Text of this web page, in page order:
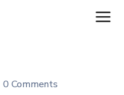
0 Comments